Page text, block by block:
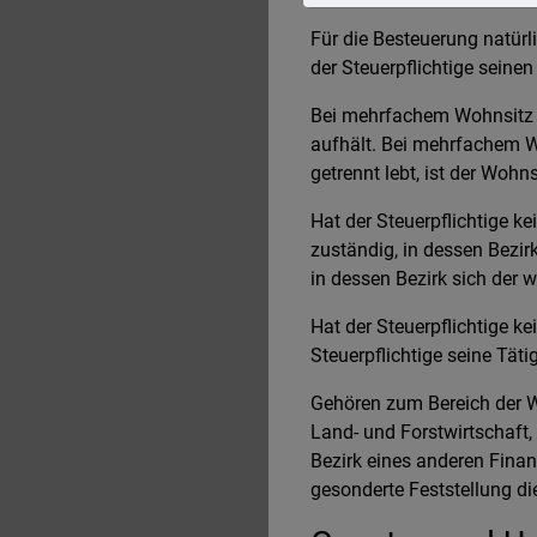
Für die Besteuerung
der Steuerpflichtige
Bei mehrfachem
aufhält. Bei mehrfachem
getrennt lebt, ist der
Hat der Steuerpflichtige
zuständig, in dessen
in dessen Bezirk sich der
Hat der Steuerpflichtige
Steuerpflichtige seine
Gehören zum Bereich der
Land- und
Bezirk eines anderen
gesonderte Feststellung